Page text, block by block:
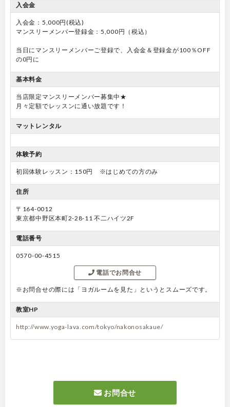
入会金
入会金：5,000円(税込)
マンスリーメンバー登録金：5,000円（税込）
当日にマンスリーメンバーご登録で、入会金＆登録金が100％OFF
の0円に
基本料金
当店限定マンスリーメンバー募集中★
月々定額でレッスンに通い放題です！
マットレンタル
体験予約
初回体験レッスン：150円 ※はじめての方のみ
住所
〒164-0012
東京都中野区本町2-28-11 不二ハイツ2F
電話番号
0570-00-4515
電話でお問合せ
※お問合せの際には「ヨガルームを見た」というとスムーズです。
教室HP
http://www.yoga-lava.com/tokyo/nakonosakaue/
お問合せ